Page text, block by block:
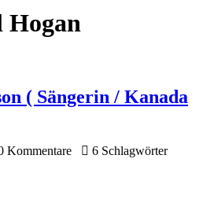
( Sängerin / Kanada
Kommentare
6 Schlagwörter